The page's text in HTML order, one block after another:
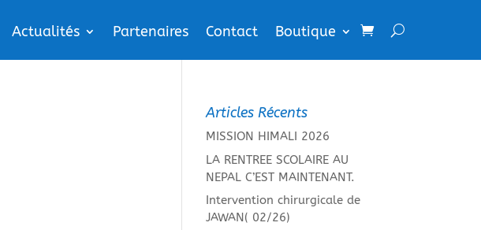
Actualités Partenaires Contact Boutique
Articles Récents
MISSION HIMALI 2026
LA RENTREE SCOLAIRE AU
NEPAL C’EST MAINTENANT.
Intervention chirurgicale de
JAWAN( 02/26)